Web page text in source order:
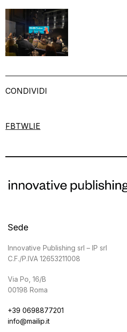
CONDIVIDI
FBTWLIE
Sede
Innovative Publishing srl – IP srl
C.F./P.IVA 12653211008
Via Po, 16/B
00198 Roma
+39 0698877201
info@mailip.it